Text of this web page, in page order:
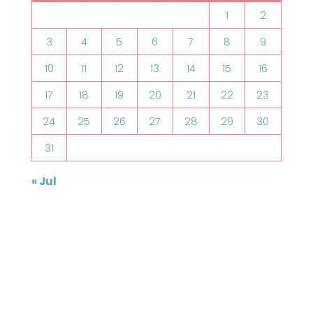
1
2
3
4 5 6 7 8
9
10
11 12 13 14 15
16
17
18 19 20 21 22
23
24
25 26 27 28 29
30
31
« Jul